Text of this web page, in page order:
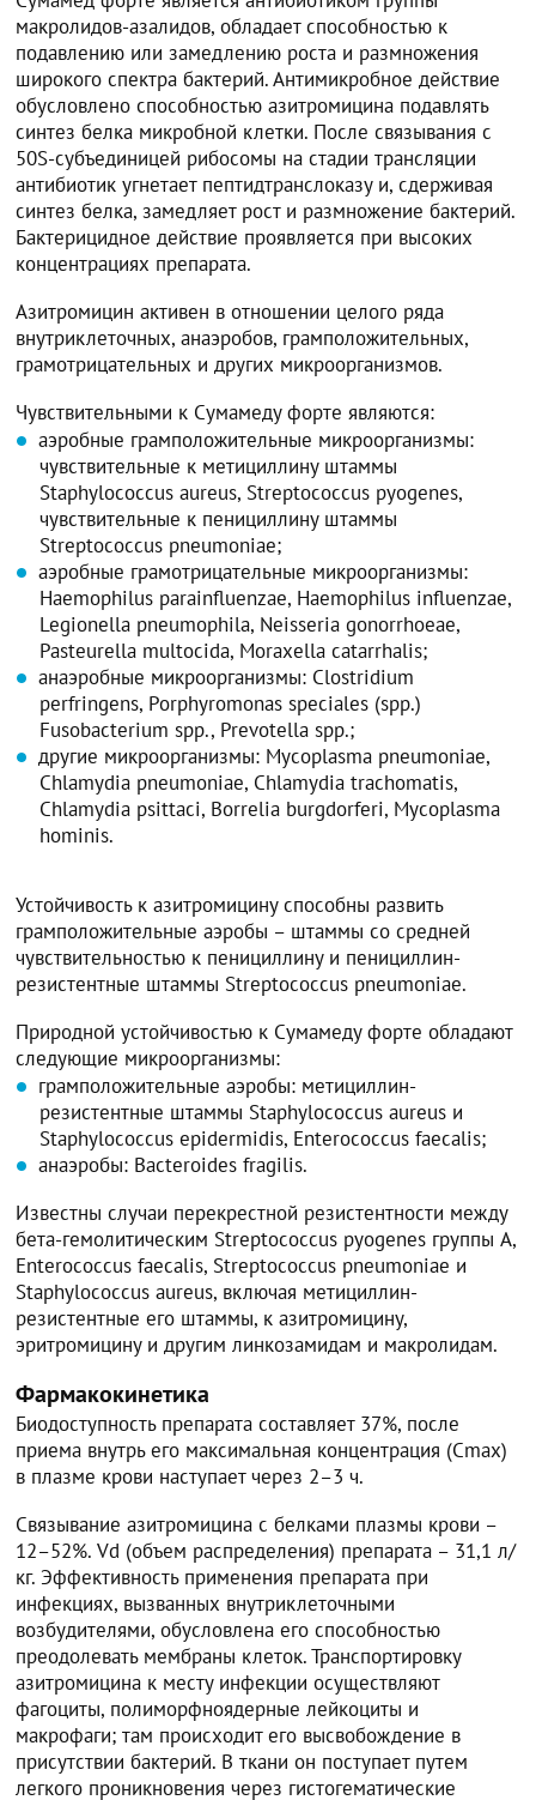
макролидов-азалидов, обладает способностью к
подавлению или замедлению роста и размножения
широкого спектра бактерий. Антимикробное действие
обусловлено способностью азитромицина подавлять
синтез белка микробной клетки. После связывания с
50S-субъединицей рибосомы на стадии трансляции
антибиотик угнетает пептидтранслоказу и, сдерживая
синтез белка, замедляет рост и размножение бактерий.
Бактерицидное действие проявляется при высоких
концентрациях препарата.
Азитромицин активен в отношении целого ряда
внутриклеточных, анаэробов, грамположительных,
грамотрицательных и других микроорганизмов.
Чувствительными к Сумамеду форте являются:
аэробные грамположительные микроорганизмы:
чувствительные к метициллину штаммы
Staphylococcus aureus, Streptococcus pyogenes,
чувствительные к пенициллину штаммы
Streptococcus pneumoniae;
аэробные грамотрицательные микроорганизмы:
Haemophilus parainfluenzae, Haemophilus influenzae,
Legionella pneumophila, Neisseria gonorrhoeae,
Pasteurella multocida, Moraxella catarrhalis;
анаэробные микроорганизмы: Clostridium
perfringens, Porphyromonas speciales (spp.)
Fusobacterium spp., Prevotella spp.;
другие микроорганизмы: Mycoplasma pneumoniae,
Chlamydia pneumoniae, Chlamydia trachomatis,
Chlamydia psittaci, Borrelia burgdorferi, Mycoplasma
hominis.
Устойчивость к азитромицину способны развить
грамположительные аэробы – штаммы со средней
чувствительностью к пенициллину и пенициллин-
резистентные штаммы Streptococcus pneumoniae.
Природной устойчивостью к Сумамеду форте обладают
следующие микроорганизмы:
грамположительные аэробы: метициллин-
резистентные штаммы Staphylococcus aureus и
Staphylococcus epidermidis, Enterococcus faecalis;
анаэробы: Bacteroides fragilis.
Известны случаи перекрестной резистентности между
бета-гемолитическим Streptococcus pyogenes группы A,
Enterococcus faecalis, Streptococcus pneumoniae и
Staphylococcus aureus, включая метициллин-
резистентные его штаммы, к азитромицину,
эритромицину и другим линкозамидам и макролидам.
Фармакокинетика
Биодоступность препарата составляет 37%, после
приема внутрь его максимальная концентрация (Cmax)
в плазме крови наступает через 2–3 ч.
Связывание азитромицина с белками плазмы крови –
12–52%. Vd (объем распределения) препарата – 31,1 л/
кг. Эффективность применения препарата при
инфекциях, вызванных внутриклеточными
возбудителями, обусловлена его способностью
преодолевать мембраны клеток. Транспортировку
азитромицина к месту инфекции осуществляют
фагоциты, полиморфноядерные лейкоциты и
макрофаги; там происходит его высвобождение в
присутствии бактерий. В ткани он поступает путем
легкого проникновения через гистогематические